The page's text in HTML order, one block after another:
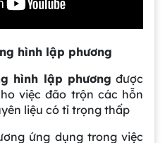
hình lập phương
hình lập phương được
việc đão trộn các hỗn
liệu có tỉ trọng thấp
ứng dụng trong việc